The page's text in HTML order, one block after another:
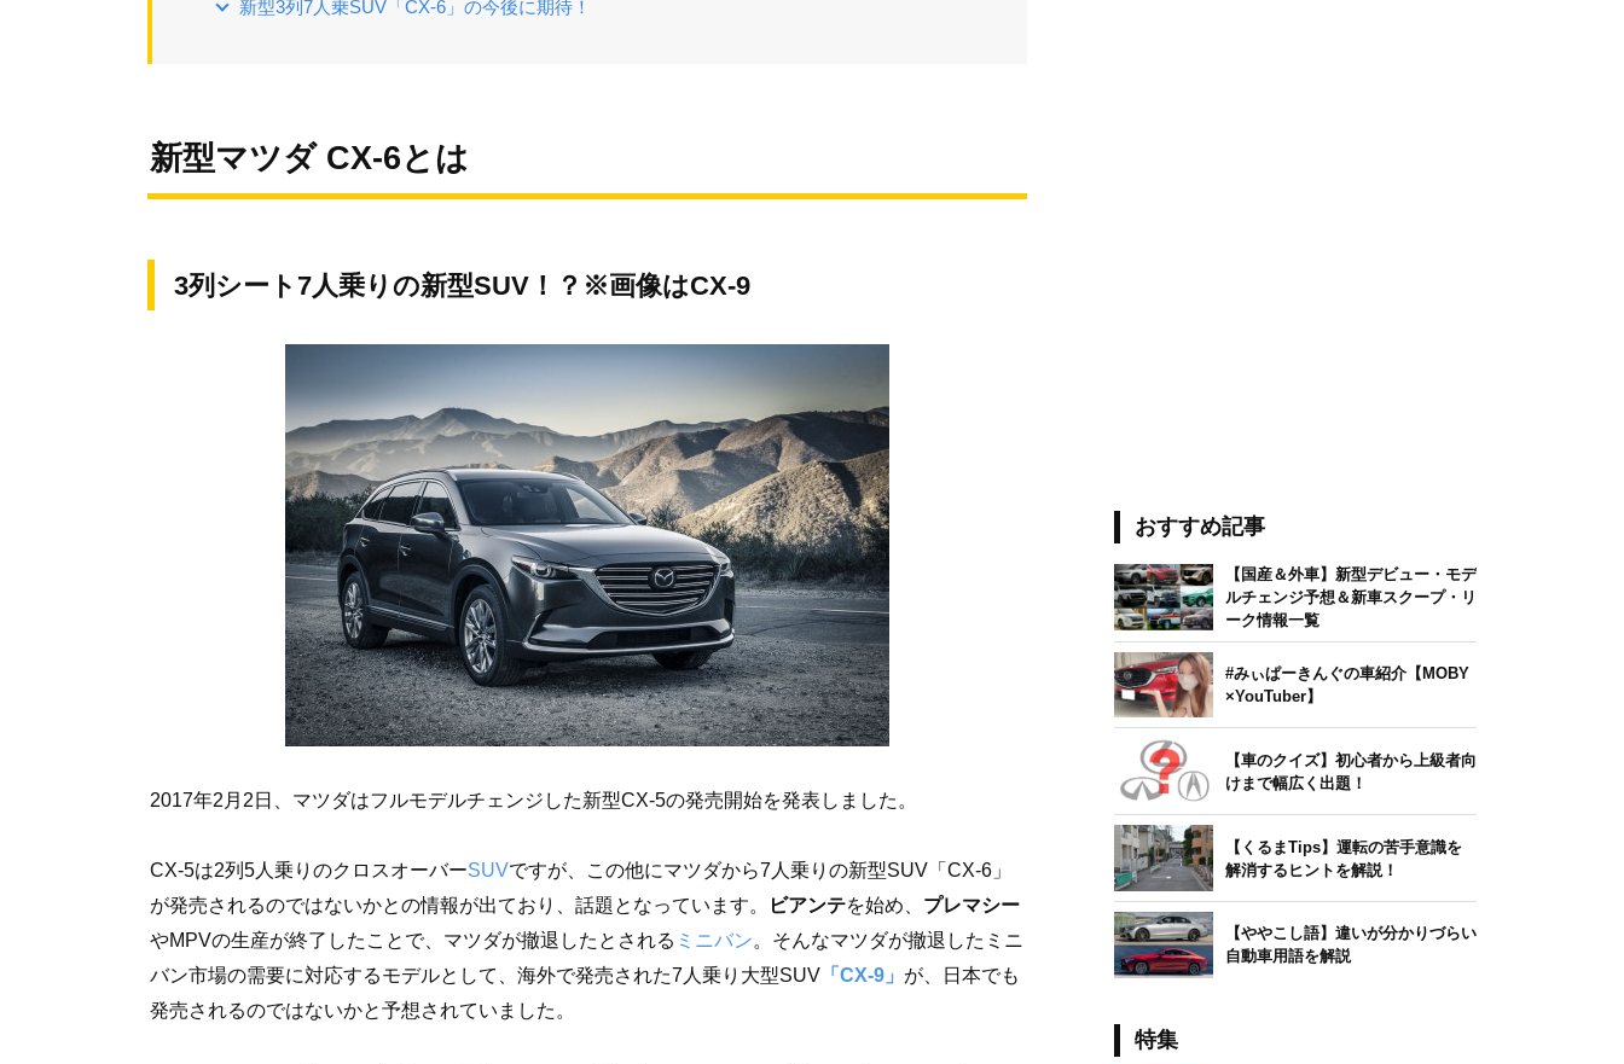
新型3列7人乗SUV「CX-6」の今後に期待！
新型マツダ CX-6とは
3列シート7人乗りの新型SUV！？※画像はCX-9
2017年2月2日、マツダはフルモデルチェンジした新型CX-5の発売開始を発表しました。
CX-5は2列5人乗りのクロスオーバーSUVですが、この他にマツダから7人乗りの新型SUV「CX-6」
が発売されるのではないかとの情報が出ており、話題となっています。
ビアンテを始め、 プレマシー
やMPVの生産が終了したことで、マツダが撤退したとされる ミニバン。そんなマツダが撤退したミニ
バン市場の需要に対応するモデルとして、海外で発売された7人乗り大型SUV 「CX-9」 が、日本でも
発売されるのではないかと予想されていました。
おすすめ記事
【国産＆外車】新型デビュー・モデ
ルチェンジ予想＆新車スクープ・リ
ーク情報一覧
#みぃぱーきんぐの車紹介【MOBY
×YouTuber】
【車のクイズ】初心者から上級者向
けまで幅広く出題！
【くるまTips】運転の苦手意識を
解消するヒントを解説！
【ややこし語】違いが分かりづらい
自動車用語を解説
特集